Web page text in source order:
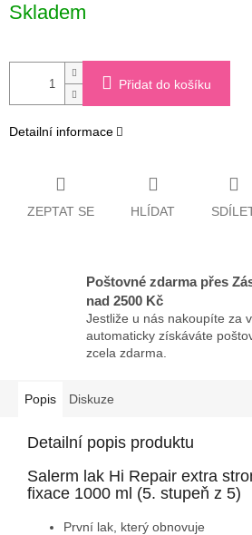
cena:
Skladem
Přidat do košíku
Detailní informace
ZEPTAT SE HLÍDAT
Poštovné zdarma přes
nad 2500 Kč
Jestliže u nás nakoupíte za
automaticky získáváte
zcela zdarma.
Popis Diskuze
Detailní popis produktu
Salerm lak Hi Repair extra
fixace 1000 ml (5. stupeň z 5)
První lak, který obnovuje